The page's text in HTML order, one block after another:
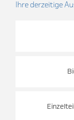
Ihre derzeitige